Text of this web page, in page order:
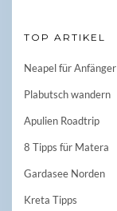
TOP ARTIKEL
Neapel für Anfänger
Plabutsch wandern
Apulien Roadtrip
8 Tipps für Matera
Gardasee Norden
Kreta Tipps